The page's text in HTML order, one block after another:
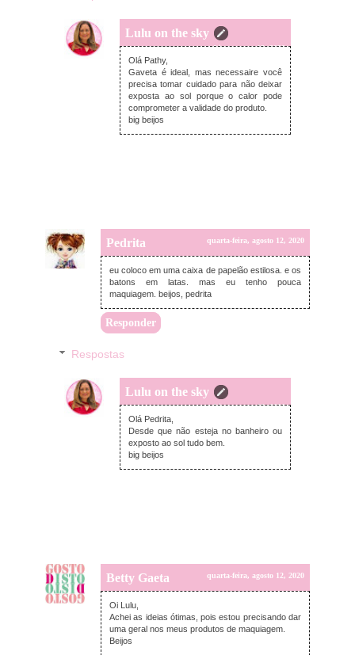
Lulu on the sky
quarta-feira, agosto 12, 2020
Olá Pathy,
Gaveta é ideal, mas necessaire você
precisa tomar cuidado para não deixar
exposta ao sol porque o calor pode
comprometer a validade do produto.
big beijos
Pedrita quarta-feira, agosto 12, 2020
eu coloco em uma caixa de papelão estilosa. e os
batons em latas. mas eu tenho pouca
maquiagem. beijos, pedrita
Responder
Respostas
Lulu on the sky
quarta-feira, agosto 12, 2020
Olá Pedrita,
Desde que não esteja no banheiro ou
exposto ao sol tudo bem.
big beijos
Betty Gaeta quarta-feira, agosto 12, 2020
Oi Lulu,
Achei as ideias ótimas, pois estou precisando dar
uma geral nos meus produtos de maquiagem.
Beijos